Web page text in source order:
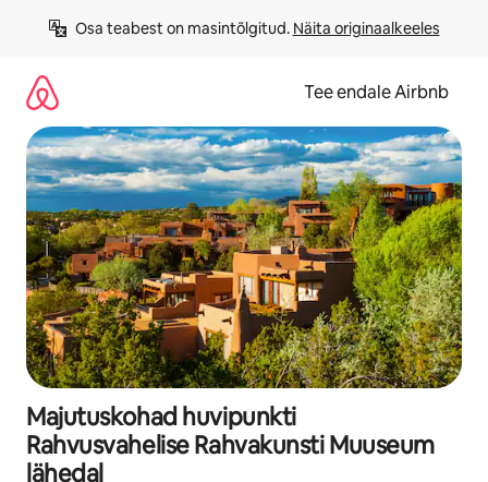
Osa teabest on masintõlgitud. Näita originaalkeeles
Tee endale Airbnb
Majutuskohad huvipunkti
Rahvusvahelise Rahvakunsti Muuseum
lähedal